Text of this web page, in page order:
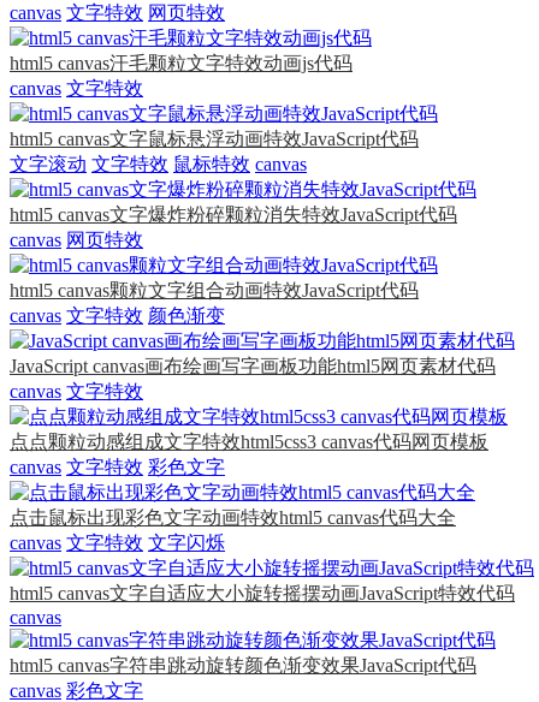
canvas 文字特效 网页特效
html5 canvas汗毛颗粒文字特效动画js代码
canvas 文字特效
html5 canvas文字鼠标悬浮动画特效JavaScript代码
文字滚动 文字特效 鼠标特效 canvas
html5 canvas文字爆炸粉碎颗粒消失特效JavaScript代码
canvas 网页特效
html5 canvas颗粒文字组合动画特效JavaScript代码
canvas 文字特效 颜色渐变
JavaScript canvas画布绘画写字画板功能html5网页素材代码
canvas 文字特效
点点颗粒动感组成文字特效html5css3 canvas代码网页模板
canvas 文字特效 彩色文字
点击鼠标出现彩色文字动画特效html5 canvas代码大全
canvas 文字特效 文字闪烁
html5 canvas文字自适应大小旋转摇摆动画JavaScript特效代码
canvas
html5 canvas字符串跳动旋转颜色渐变效果JavaScript代码
canvas 彩色文字